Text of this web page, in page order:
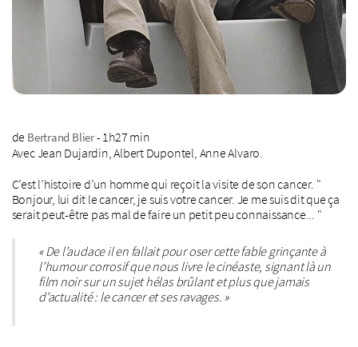
de Bertrand Blier- 1h27 min
Avec Jean Dujardin, Albert Dupontel, Anne Alvaro.
C’est l’histoire d’un homme qui reçoit la visite de son cancer. "
Bonjour, lui dit le cancer, je suis votre cancer. Je me suis dit que ça
serait peut-être pas mal de faire un petit peu connaissance... "
« De l’audace il en fallait pour oser cette fable grinçante à
l’humour corrosif que nous livre le cinéaste, signant là un
film noir sur un sujet hélas brûlant et plus que jamais
d’actualité : le cancer et ses ravages. »